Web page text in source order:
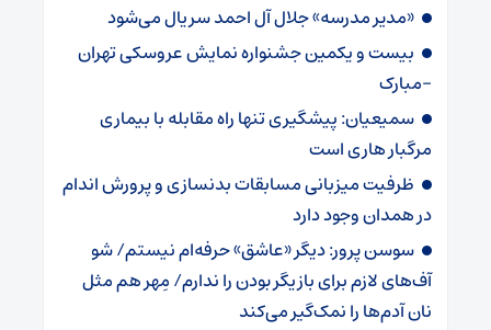
«مدیر مدرسه» جلال آل احمد سریال می‌شود
بیست و یکمین جشنواره نمایش عروسکی تهران
-مبارک
سمیعیان: پیشگیری تنها راه مقابله با بیماری
مرگبار هاری است
ظرفیت میزبانی مسابقات بدنسازی و پرورش اندام
در همدان وجود دارد
سوسن پرور: دیگر «عاشق» حرفه‌ام نیستم/ شو
آف‌های لازم برای بازیگر بودن را ندارم/ مِهر هم مثل
نان آدم‌ها را نمک‌گیر می‌کند